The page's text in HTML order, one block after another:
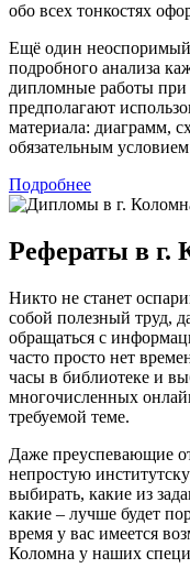
обо всех тонкостях
Ещё один неоспоримый
подробного анализа
дипломные работы при
предполагают
материала: диаграмм,
обязательным
Подробнее
Рефераты в г.
Никто не станет
собой полезный труд,
обращаться с
часто просто нет
часы в библиотеке и
многочисленных
требуемой теме.
Даже преуспевающие
непростую
выбирать, какие из
какие – лучше будет
время у вас имеется
Коломна у наших